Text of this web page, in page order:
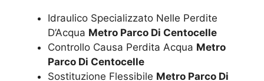
Idraulico Specializzato Nelle Perdite
D’Acqua Metro Parco Di Centocelle
Controllo Causa Perdita Acqua Metro
Parco Di Centocelle
Sostituzione Flessibile Metro Parco Di